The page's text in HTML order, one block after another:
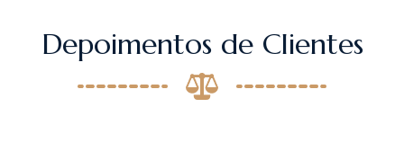
Depoimentos de Clientes